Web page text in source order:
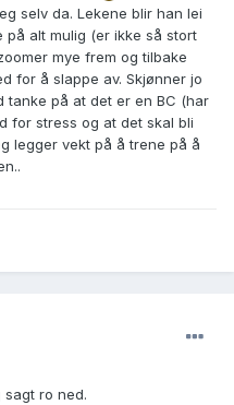
selv da. Lekene blir han lei
alt mulig (er ikke så stort
mye frem og tilbake
for å slappe av. Skjønner jo
tanke på at det er en BC (har
for stress og at det skal bli
legger vekt på å trene på å
sagt ro ned.